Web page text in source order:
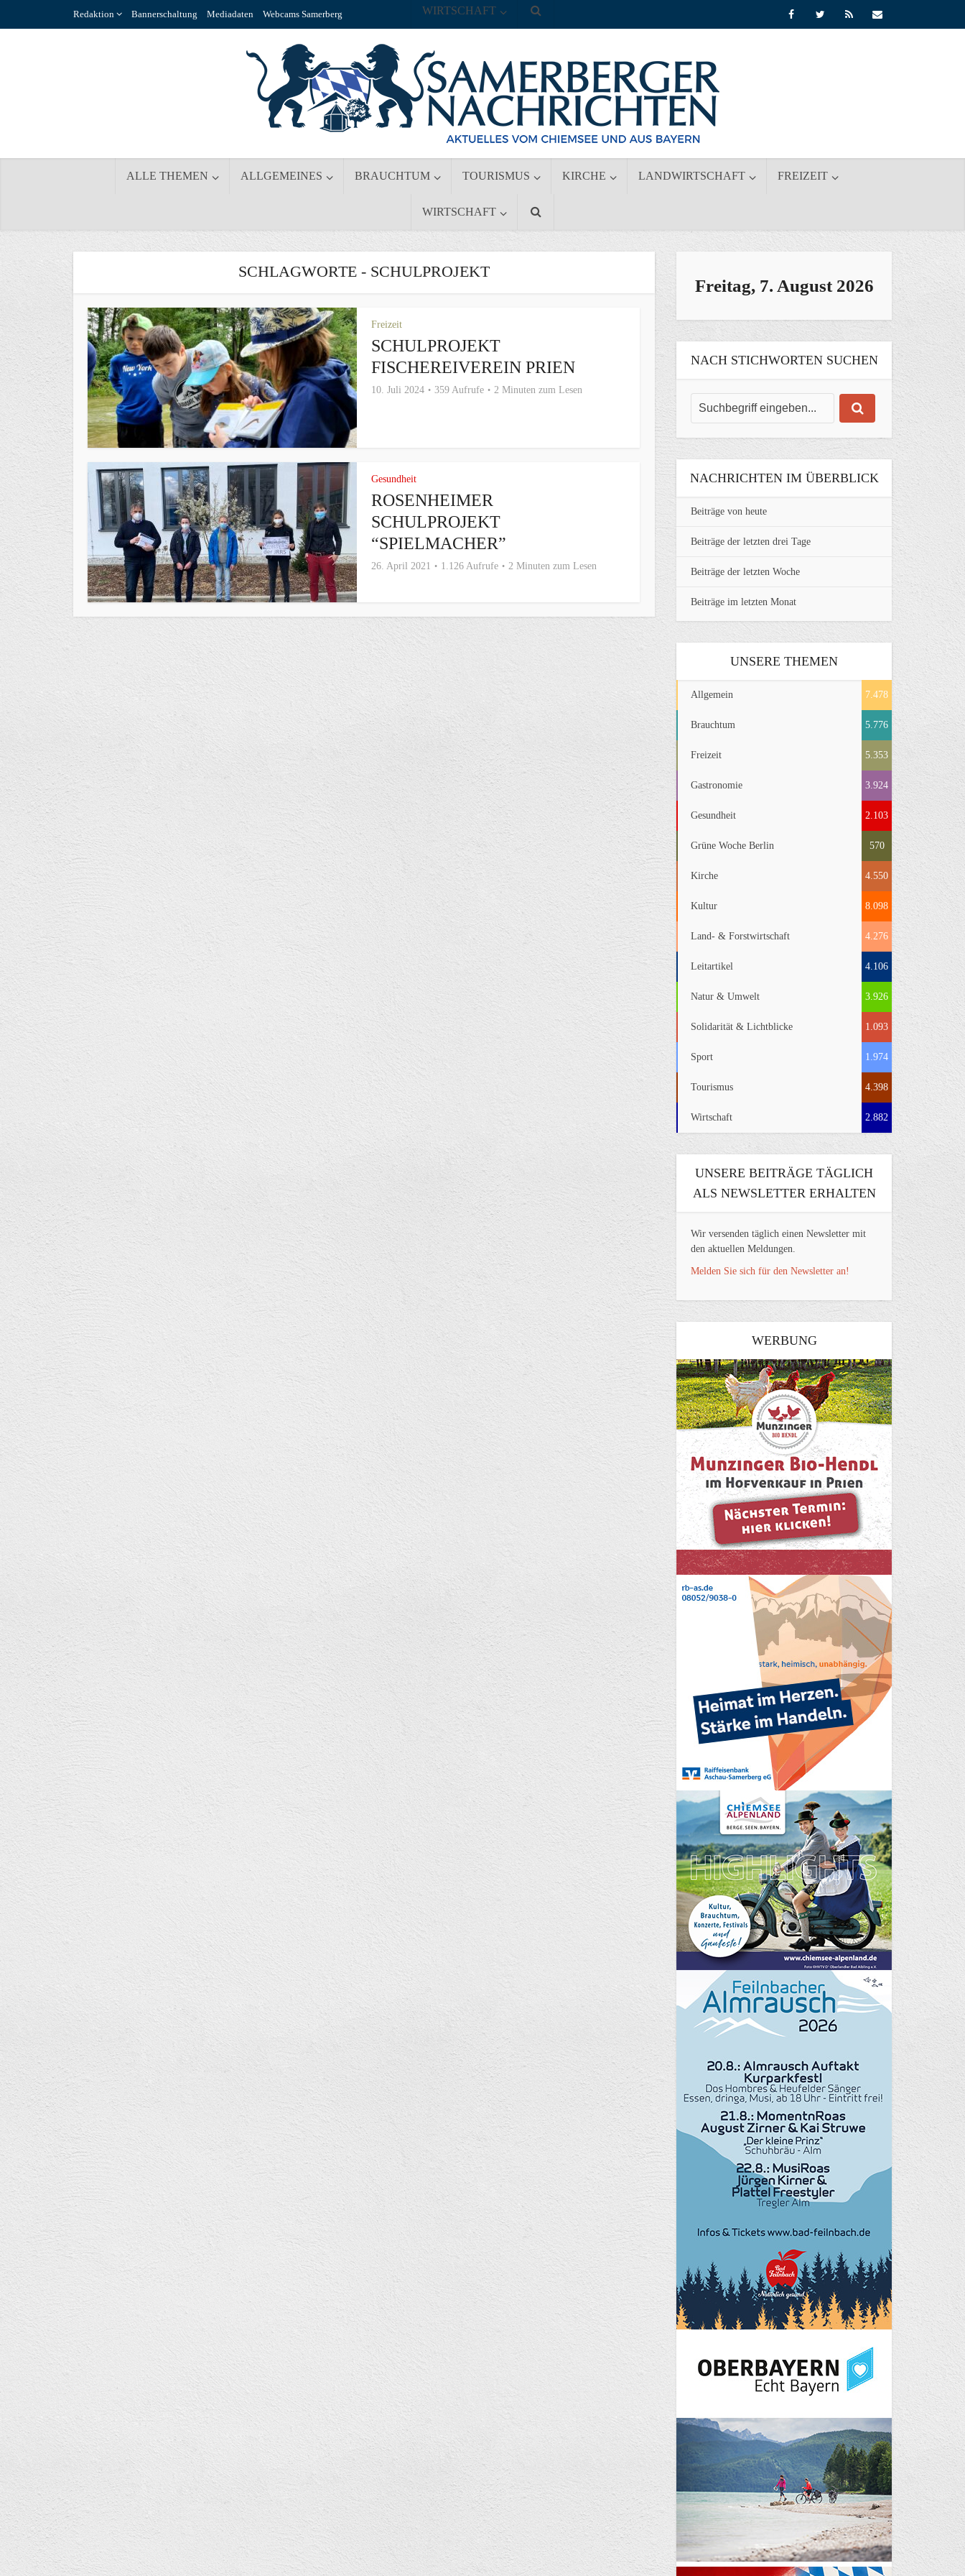
Redaktion Bannerschaltung Mediadaten Webcams Samerberg
ALLE THEMEN ALLGEMEINES BRAUCHTUM TOURISMUS KIRCHE LANDWIRTSCHAFT FREIZEIT
WIRTSCHAFT
WIRTSCHAFT
SCHLAGWORTE - SCHULPROJEKT
Freizeit
SCHULPROJEKT
FISCHEREIVEREIN PRIEN
10. Juli 2024 359 Aufrufe 2 Minuten zum Lesen
Gesundheit
ROSENHEIMER
SCHULPROJEKT
“SPIELMACHER”
26. April 2021 1.126 Aufrufe 2 Minuten zum Lesen
Freitag, 7. August 2026
NACH STICHWORTEN SUCHEN
NACHRICHTEN IM ÜBERBLICK
Beiträge von heute
Beiträge der letzten drei Tage
Beiträge der letzten Woche
Beiträge im letzten Monat
UNSERE THEMEN
Allgemein 7.478
Brauchtum 5.776
Freizeit 5.353
Gastronomie 3.924
Gesundheit 2.103
Grüne Woche Berlin 570
Kirche 4.550
Kultur 8.098
Land- & Forstwirtschaft 4.276
Leitartikel 4.106
Natur & Umwelt 3.926
Solidarität & Lichtblicke 1.093
Sport 1.974
Tourismus 4.398
Wirtschaft 2.882
UNSERE BEITRÄGE TÄGLICH
ALS NEWSLETTER ERHALTEN
Wir versenden täglich einen Newsletter mit
den aktuellen Meldungen.
Melden Sie sich für den Newsletter an!
WERBUNG